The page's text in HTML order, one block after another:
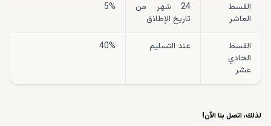
القسط
العاشر
24 شهر من
تاريخ الإطلاق
5%
القسط
الحادي
عشر
عند التسليم 40%
لذلك، اتصل بنا الآن!